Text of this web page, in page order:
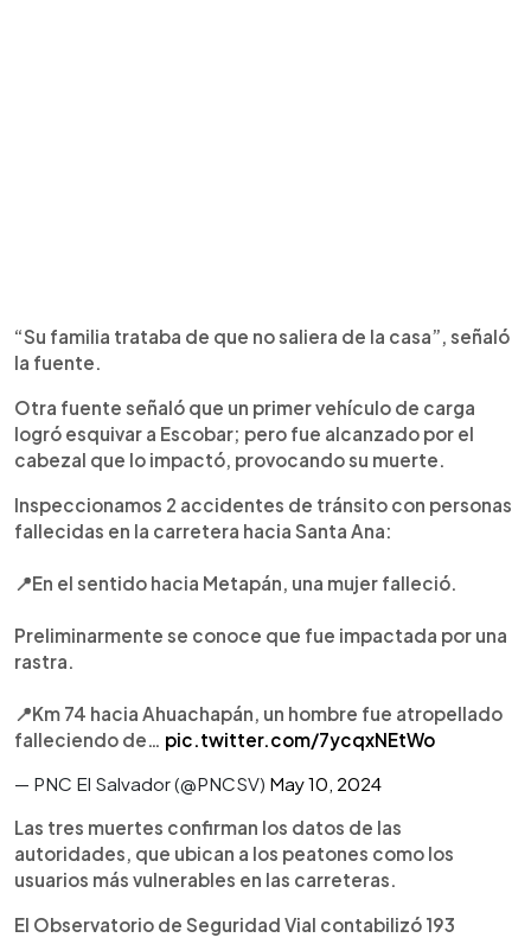
“Su familia trataba de que no saliera de la casa”, señaló
la fuente.
Otra fuente señaló que un primer vehículo de carga
logró esquivar a Escobar; pero fue alcanzado por el
cabezal que lo impactó, provocando su muerte.
Inspeccionamos 2 accidentes de tránsito con personas
fallecidas en la carretera hacia Santa Ana:
📍En el sentido hacia Metapán, una mujer falleció.
Preliminarmente se conoce que fue impactada por una
rastra.
📍Km 74 hacia Ahuachapán, un hombre fue atropellado
falleciendo de… pic.twitter.com/7ycqxNEtWo
— PNC El Salvador (@PNCSV) May 10, 2024
Las tres muertes confirman los datos de las
autoridades, que ubican a los peatones como los
usuarios más vulnerables en las carreteras.
El Observatorio de Seguridad Vial contabilizó 193